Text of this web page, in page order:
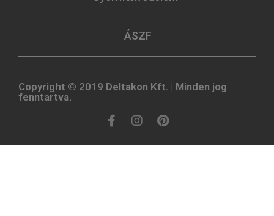
ÁSZF
Copyright © 2019 Deltakon Kft. | Minden jog
fenntartva.​